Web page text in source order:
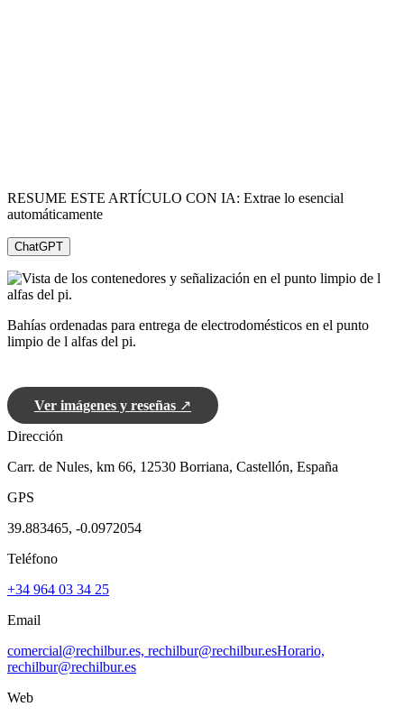
RESUME ESTE ARTÍCULO CON IA: Extrae lo esencial
automáticamente
ChatGPT
Bahías ordenadas para entrega de electrodomésticos en el punto
limpio de l alfas del pi.
Ver imágenes y reseñas ↗
Dirección
Carr. de Nules, km 66, 12530 Borriana, Castellón, España
GPS
39.883465, -0.0972054
Teléfono
+34 964 03 34 25
Email
comercial@rechilbur.es, rechilbur@rechilbur.esHorario,
rechilbur@rechilbur.es
Web